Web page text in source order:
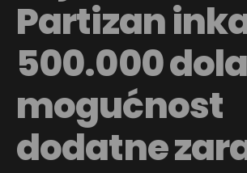
Partizan
500.000
mogućnost
dodatne
Flipboard
Reddit
Pinterest